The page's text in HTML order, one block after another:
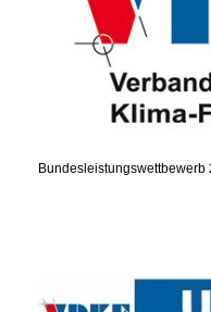
Bundesleistungswettbewerb